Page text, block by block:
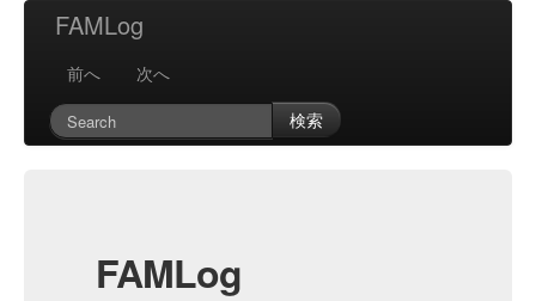
FAMLog
前へ
次へ
検索
FAMLog